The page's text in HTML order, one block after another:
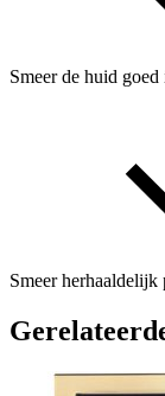
Smeer de huid
Smeer herhaaldelijk